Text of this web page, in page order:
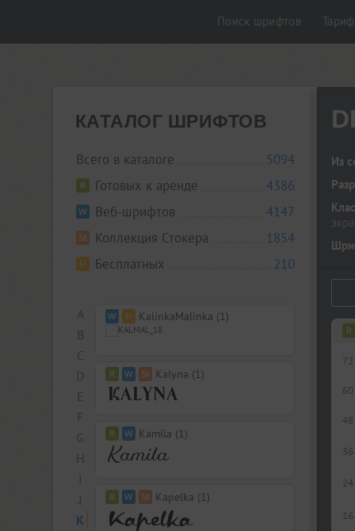
Поиск шрифтов
КАТАЛОГ ШРИФТОВ
Всего в каталоге
5094
Готовых к аренде
4386
Веб-шрифтов
4147
Коллекция Стокера
1854
Бесплатных
210
A
B
C
D
E
F
G
H
I
J
K
KalinkaMalinka (1)
Kalyna (1)
Kamila (1)
Kapelka (1)
Из